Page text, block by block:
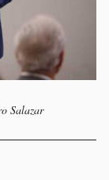
Salazar